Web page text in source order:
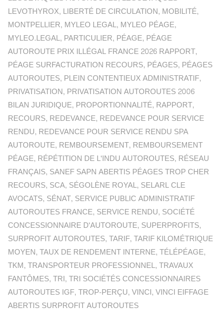
LEVOTHYROX, LIBERTÉ DE CIRCULATION, MOBILITÉ,
MONTPELLIER, MYLEO LEGAL, MYLEO PÉAGE,
MYLEO.LEGAL, PARTICULIER, PÉAGE, PÉAGE
AUTOROUTE PRIX ILLÉGAL FRANCE 2026 RAPPORT,
PÉAGE SURFACTURATION RECOURS, PÉAGES, PÉAGES
AUTOROUTES, PLEIN CONTENTIEUX ADMINISTRATIF,
PRIVATISATION, PRIVATISATION AUTOROUTES 2006
BILAN JURIDIQUE, PROPORTIONNALITÉ, RAPPORT,
RECOURS, REDEVANCE, REDEVANCE POUR SERVICE
RENDU, REDEVANCE POUR SERVICE RENDU SPA
AUTOROUTE, REMBOURSEMENT, REMBOURSEMENT
PÉAGE, RÉPÉTITION DE L'INDU AUTOROUTES, RÉSEAU
FRANÇAIS, SANEF SAPN ABERTIS PÉAGES TROP CHER
RECOURS, SCA, SÉGOLÈNE ROYAL, SELARL CLE
AVOCATS, SÉNAT, SERVICE PUBLIC ADMINISTRATIF
AUTOROUTES FRANCE, SERVICE RENDU, SOCIÉTÉ
CONCESSIONNAIRE D'AUTOROUTE, SUPERPROFITS,
SURPROFIT AUTOROUTES,TARIF,TARIF KILOMÉTRIQUE
MOYEN,TAUX DE RENDEMENT INTERNE,TÉLÉPÉAGE,
TKM,TRANSPORTEUR PROFESSIONNEL,TRAVAUX
FANTÔMES,TRI,TRI SOCIÉTÉS CONCESSIONNAIRES
AUTOROUTES IGF,TROP-PERÇU,VINCI,VINCI EIFFAGE
ABERTIS SURPROFIT AUTOROUTES